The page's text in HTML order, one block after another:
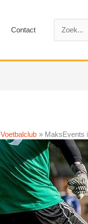
Contact
Voetbalclub MaksEvents